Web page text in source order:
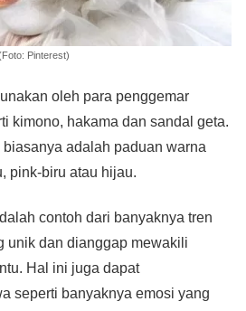
Pinterest)
oleh para penggemar
kimono, hakama dan sandal geta.
adalah paduan warna
pink-biru atau hijau.
contoh dari banyaknya tren
unik dan dianggap mewakili
Hal ini juga dapat
seperti banyaknya emosi yang